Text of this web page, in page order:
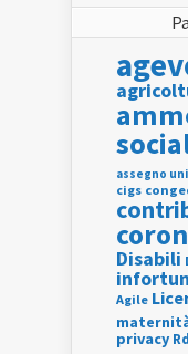
assegno
cigs
Disabili
Agile
privacy